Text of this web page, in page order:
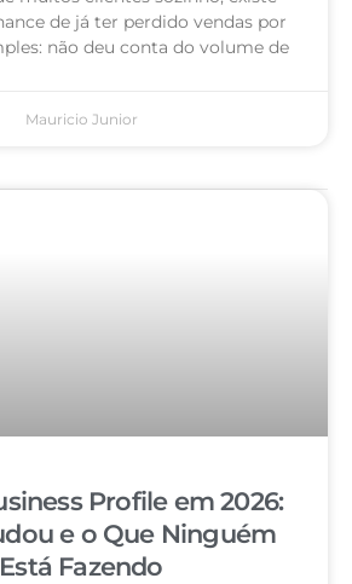
de já ter perdido vendas por
não deu conta do volume de
Mauricio Junior
Profile em 2026:
e o Que Ninguém
Está Fazendo